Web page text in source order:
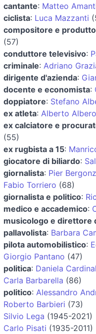
cantante: Matteo
ciclista: Luca Mazzanti
compositore e
(57)
conduttore televisivo:
criminale: Adriano
dirigente d'azienda:
docente e economista:
doppiatore: Stefano
ex atleta: Alberto Albero
ex calciatore e
(55)
ex rugbista a 15:
giocatore di biliardo:
giornalista: Pier
Fabio Torriero (68)
giornalista e politico:
medico e accademico:
musicologo e direttore
pallavolista: Barbara
pilota automobilistico:
Giorgio Pantano (47)
politica: Daniela
Carla Barbarella (86)
politico: Alessandro
Roberto Barbieri (73)
Silvio Lega (1945-2021)
Carlo Pisati (1935-2011)